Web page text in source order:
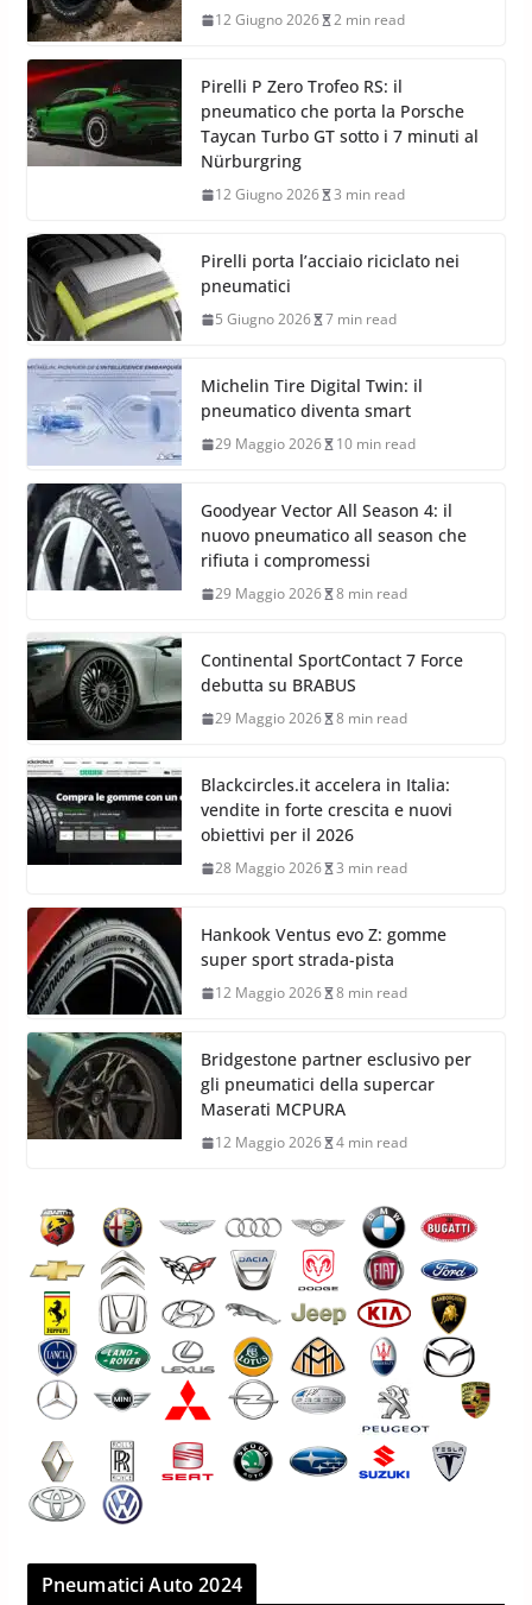
12 Giugno 2026 2 min read
Pirelli P Zero Trofeo RS: il
pneumatico che porta la Porsche
Taycan Turbo GT sotto i 7 minuti al
Nürburgring
12 Giugno 2026 3 min read
Pirelli porta l’acciaio riciclato nei
pneumatici
5 Giugno 2026 7 min read
Michelin Tire Digital Twin: il
pneumatico diventa smart
29 Maggio 2026 10 min read
Goodyear Vector All Season 4: il
nuovo pneumatico all season che
rifiuta i compromessi
29 Maggio 2026 8 min read
Continental SportContact 7 Force
debutta su BRABUS
29 Maggio 2026 8 min read
Blackcircles.it accelera in Italia:
vendite in forte crescita e nuovi
obiettivi per il 2026
28 Maggio 2026 3 min read
Hankook Ventus evo Z: gomme
super sport strada-pista
12 Maggio 2026 8 min read
Bridgestone partner esclusivo per
gli pneumatici della supercar
Maserati MCPURA
12 Maggio 2026 4 min read
Pneumatici Auto 2024